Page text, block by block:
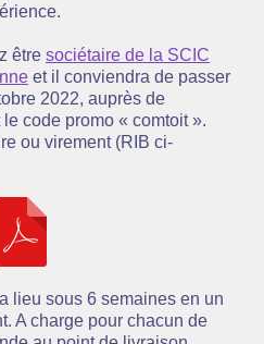
être sociétaire de la SCIC
et il conviendra de passer
2022, auprès de
code promo « comtoit ».
ou virement (RIB ci-
lieu sous 6 semaines en un
A charge pour chacun de